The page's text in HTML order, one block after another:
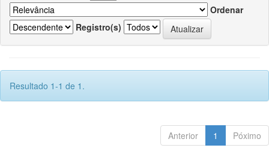
Ordenar
Registro(s)
Resultado 1-1 de 1.
Anterior 1 Póximo